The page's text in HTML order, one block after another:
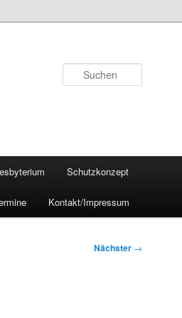
Schutzkonzept
Kontakt/Impressum
Nächster →